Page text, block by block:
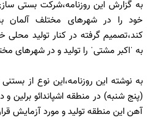
به گزارش این روزنامه،شرکت بستی
خود را در شهرهای مختلف
کند،تصمیم گرفته در کنار تولید محلی
به ˈاکبر مشتیˈ را تولید و در شهرهای
به نوشته این روزنامه،این نوع از بستنی
(پنج شنبه) در منطقه اشپاندائو برلین و
آهن این منطقه تولید و مورد آزمایش